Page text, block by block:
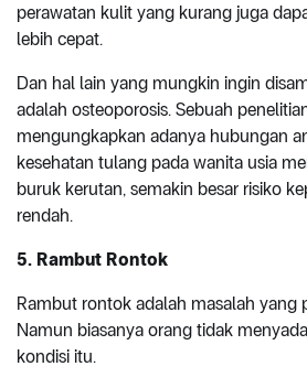
perawatan kulit yang kurang juga
lebih cepat.
Dan hal lain yang mungkin ingin
adalah osteoporosis. Sebuah
mengungkapkan adanya hubungan
kesehatan tulang pada wanita usia
buruk kerutan, semakin besar risiko
rendah.
5. Rambut Rontok
Rambut rontok adalah masalah yang
Namun biasanya orang tidak
kondisi itu.